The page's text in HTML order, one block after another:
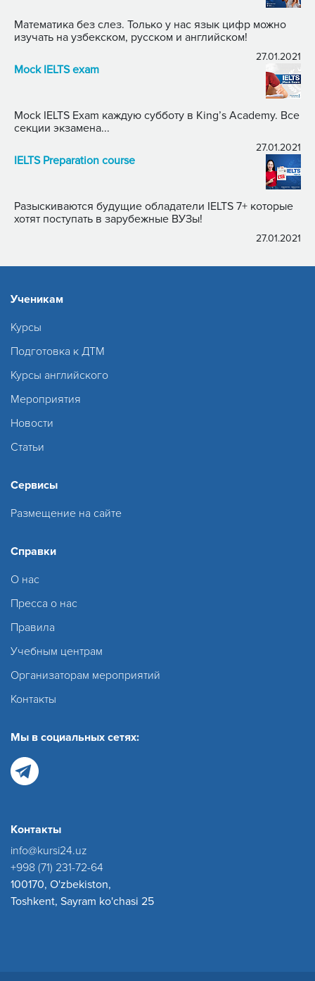
Математика без слез. Только у нас язык цифр можно
изучать на узбекском, русском и английском!
27.01.2021
Mock IELTS exam
Mock IELTS Exam каждую субботу в King’s Academy. Все
секции экзамена...
27.01.2021
IELTS Preparation course
Разыскиваются будущие обладатели IELTS 7+ которые
хотят поступать в зарубежные ВУЗы!
27.01.2021
Ученикам
Курсы
Подготовка к ДТМ
Курсы английского
Мероприятия
Новости
Статьи
Сервисы
Размещение на сайте
Справки
О нас
Пресса о нас
Правила
Учебным центрам
Организаторам мероприятий
Контакты
Мы в социальных сетях:
Контакты
info@kursi24.uz
+998 (71) 231-72-64
100170, O'zbekiston,
Toshkent, Sayram ko'chasi 25